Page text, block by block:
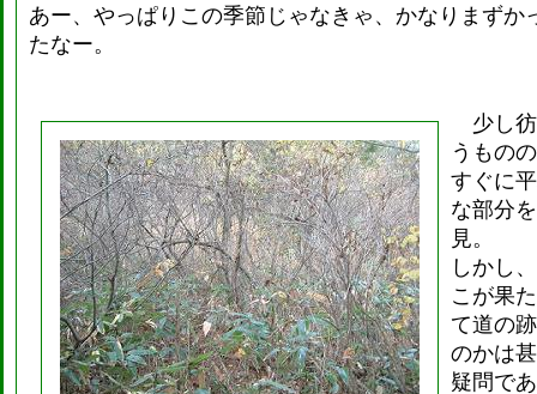
あー、やっぱりこの季節じゃなきゃ、かなりまずか
たなー。
少し
うもの
すぐに
な部分
見。
しかし
こが果
て道の
のかは
疑問であ